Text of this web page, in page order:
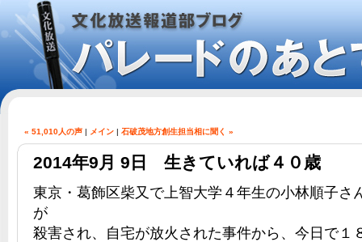
« 51,010人の声 | メイン | 石破茂地方創生担当相に聞く »
2014年9月 9日 生きていれば４０歳
東京・葛飾区柴又で上智大学４年生の小林順子さ
が
殺害され、自宅が放火された事件から、今日で１